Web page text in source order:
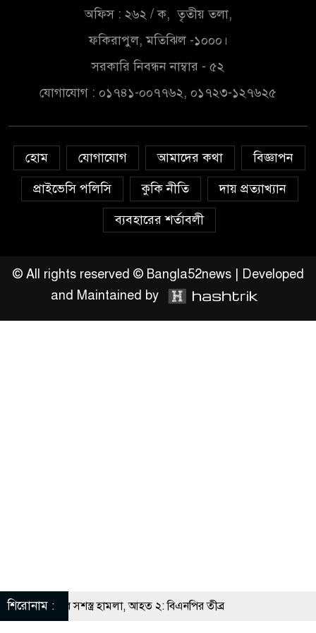
সৌদি আরব ভিশন ২০৩০:মানে
নতুন বিনিয়োগ নতুন ব্যাবসা আর
নতুন কর্মসংস্হান এই সম্ভাবনা
কাজে লাগিয়ে এগিয়ে চলছে বাংলাদেশী ব্যাবসায়িরা
দায়ের করা মিথ্যা চাঁদাবাজীর মামলা
প্রত্যাহার
ডায়াবেটিস রোগীদের নিয়মিত
ইসিজি চেক কেন প্রয়োজন
জুলাই গণ-অভ্যুত্থান দিবস উপলক্ষে
রূপগঞ্জে বিএনপির আনন্দ
শোভাযাত্রা
অফিস : ২৬২ / ক, তৃতীয় তলা,
ফকিরাপুল, মতিঝিল -১০০০।
সরকারি নিবন্ধন নাম্বার - ৫২
যোগাযোগ : ০১৭৪১-০০৭৭৬২, ০১৭২৩-১২৭৬২৫
হোম যোগাযোগ আমাদের কথা
বিজ্ঞাপন
প্রাইভেসি পলিসি
কুকি নীতি
দায় প্রত্যাখ্যান
ব্যবহারের শর্তাবলী
© All rights reserved © Bangla52news | Developed
and Maintained by
শিরোনাম :
নেতার ওপর সশস্ত্র হামলা, আহত ২: বিএনপির তীব্র